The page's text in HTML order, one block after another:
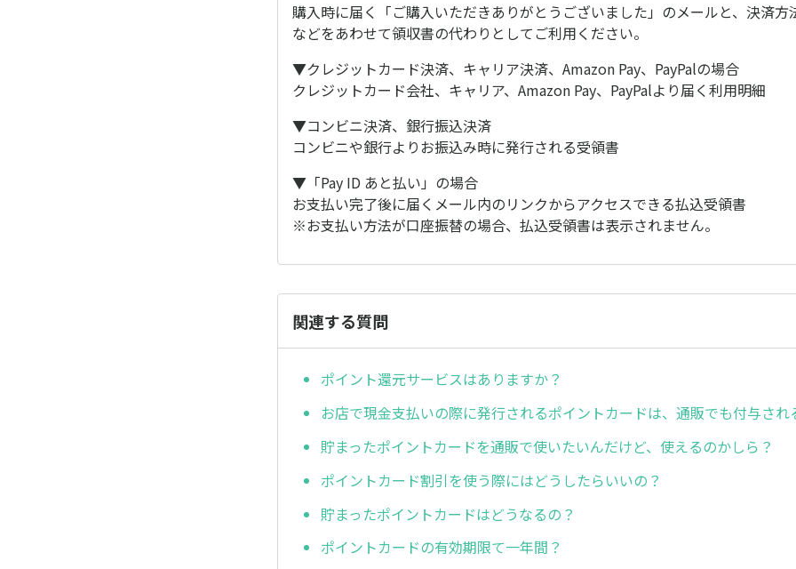
購入時に届く「ご購入いただきありがとうございました」のメールと、決済方
などをあわせて領収書の代わりとしてご利用ください。
▼クレジットカード決済、キャリア決済、Amazon Pay、PayPalの場合
クレジットカード会社、キャリア、Amazon Pay、PayPalより届く利用明細
▼コンビニ決済、銀行振込決済
コンビニや銀行よりお振込み時に発行される受領書
▼「Pay ID あと払い」の場合
お支払い完了後に届くメール内のリンクからアクセスできる払込受領書
※お支払い方法が口座振替の場合、払込受領書は表示されません。
関連する質問
ポイント還元サービスはありますか？
お店で現金支払いの際に発行されるポイントカードは、通販でも付与され
貯まったポイントカードを通販で使いたいんだけど、使えるのかしら？
ポイントカード割引を使う際にはどうしたらいいの？
貯まったポイントカードはどうなるの？
ポイントカードの有効期限て一年間？